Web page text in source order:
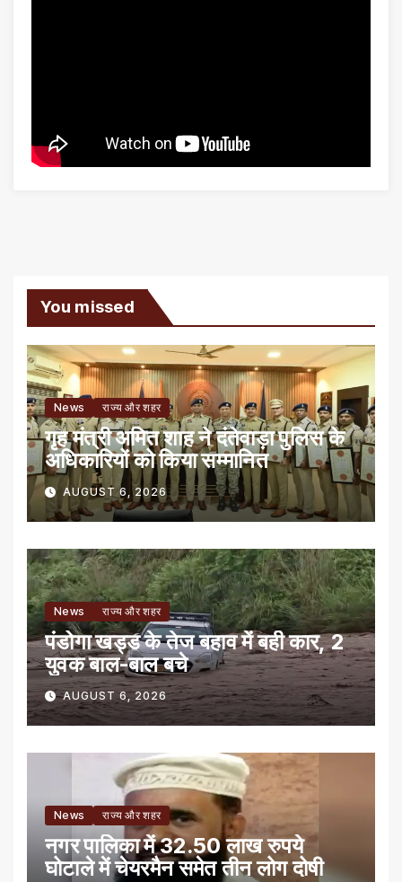
You missed
News राज्य और शहर
गृह मंत्री अमित शाह ने दंतेवाड़ा पुलिस के
अधिकारियों को किया सम्मानित
AUGUST 6, 2026
News राज्य और शहर
पंडोगा खड्ड के तेज बहाव में बही कार, 2
युवक बाल-बाल बचे
AUGUST 6, 2026
News राज्य और शहर
नगर पालिका में 32.50 लाख रुपये
घोटाले में चेयरमैन समेत तीन लोग दोषी